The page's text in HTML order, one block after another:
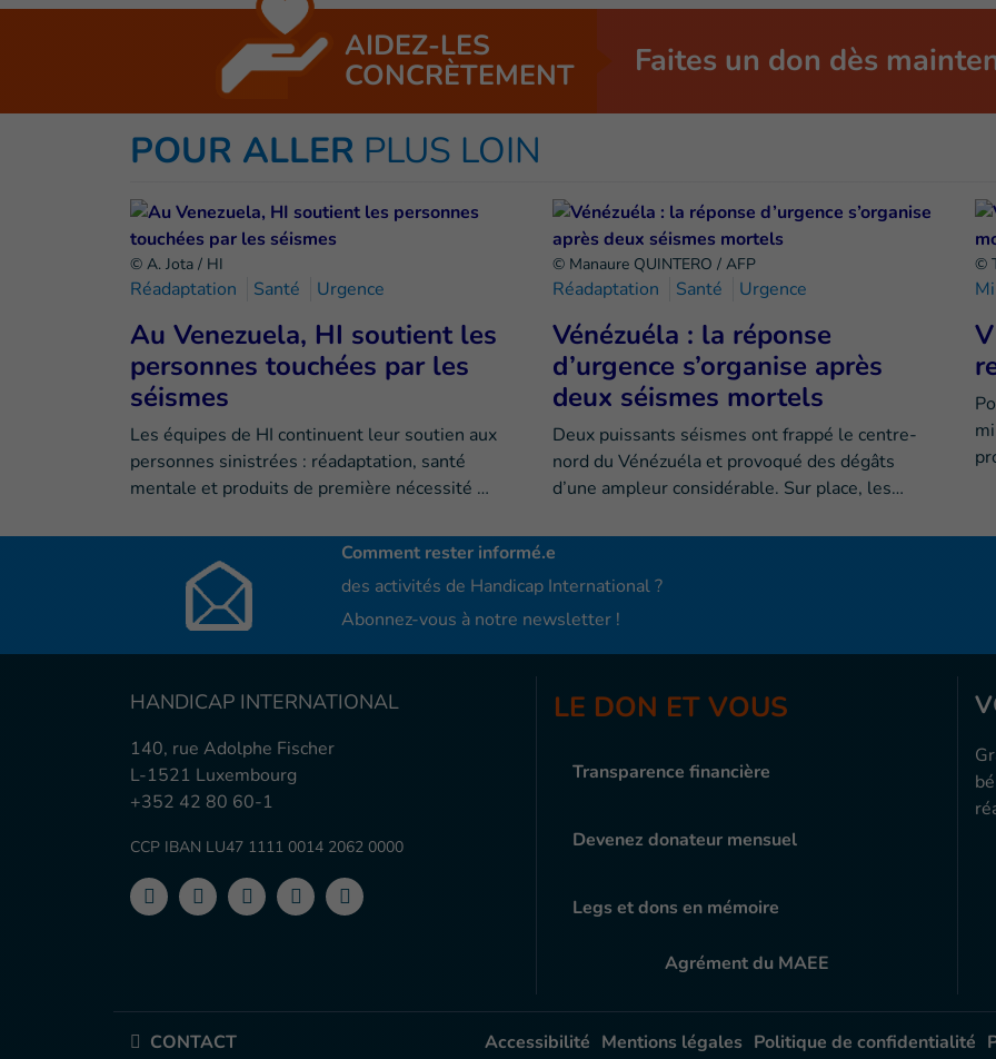
AIDEZ-LES
CONCRÈTEMENT Faites un don dès
POUR ALLER PLUS LOIN
© A. Jota / HI
Réadaptation Santé Urgence
Au Venezuela, HI soutient les
personnes touchées par les
séismes
Les équipes de HI continuent leur soutien aux
personnes sinistrées : réadaptation, santé
mentale et produits de première nécessité …
© Manaure QUINTERO / AFP
Réadaptation Santé Urgence
Vénézuéla : la réponse
d’urgence s’organise après
deux séismes mortels
Deux puissants séismes ont frappé le centre-
nord du Vénézuéla et provoqué des dégâts
d’une ampleur considérable. Sur place, les…
©
Comment rester informé.e
des activités de Handicap International ?
Abonnez-vous à notre newsletter !
HANDICAP INTERNATIONAL
140, rue Adolphe Fischer
L-1521 Luxembourg
+352 42 80 60-1
CCP IBAN LU47 1111 0014 2062 0000
LE DON ET VOUS
Transparence financière
Devenez donateur mensuel
Legs et dons en mémoire
Agrément du MAEE
CONTACT Accessibilité Mentions légales Politique de confidentialité